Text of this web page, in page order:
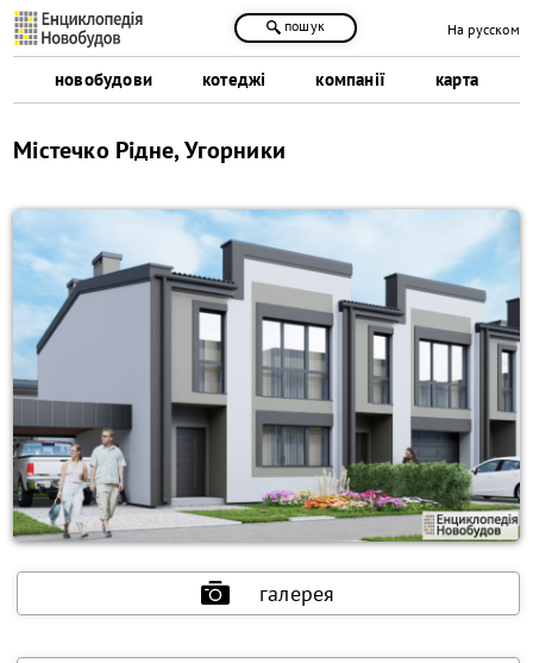
новобудови котеджі компанії карта
пошук На русском
Містечко Рідне, Угорники
галерея